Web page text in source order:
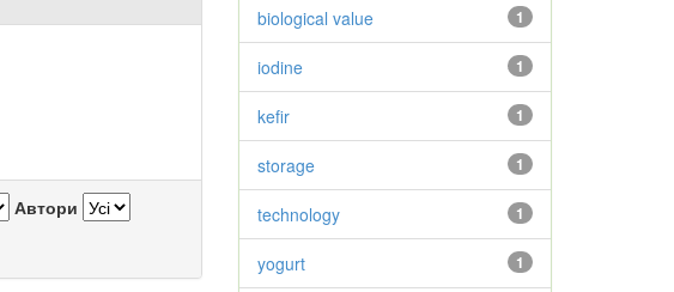
Автори
1
biological value
1
iodine
1
kefir
1
storage
1
technology
1
yogurt